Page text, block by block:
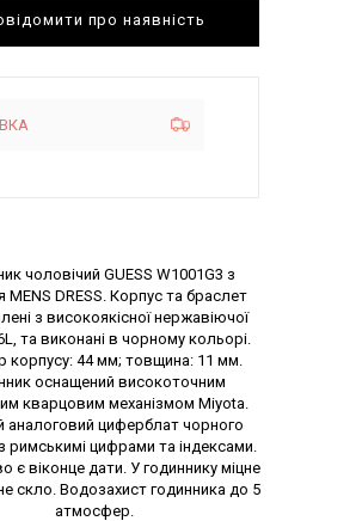
про наявність
чоловічий GUESS W1001G3 з
MENS DRESS. Корпус та браслет
з високоякісної нержавіючої
та виконані в чорному кольорі.
корпусу: 44 мм; товщина: 11 мм.
оснащений високоточним
кварцовим механізмом Miyota.
аналоговий циферблат чорного
римськимі цифрами та індексами.
є віконце дати. У годиннику міцне
скло. Водозахист годинника до 5
атмосфер.